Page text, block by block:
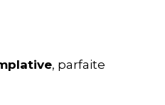
, parfaite